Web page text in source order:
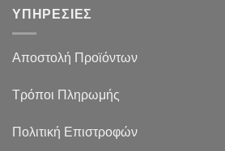
ΥΠΗΡΕΣΙΕΣ
Αποστολή Προϊόντων
Τρόποι Πληρωμής
Πολιτική Επιστροφών